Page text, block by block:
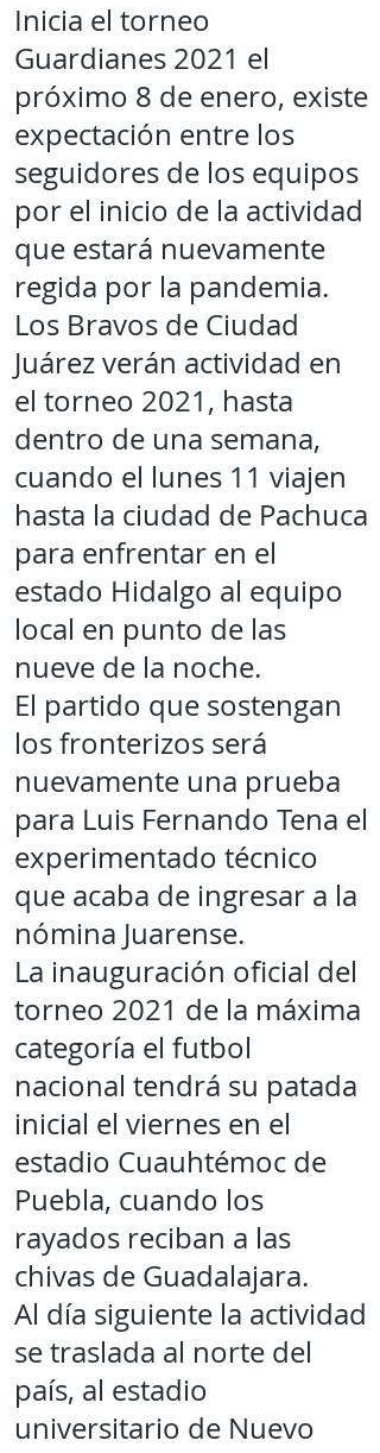
Inicia el torneo
Guardianes 2021 el
próximo 8 de enero, existe
expectación entre los
seguidores de los equipos
por el inicio de la actividad
que estará nuevamente
regida por la pandemia.
Los Bravos de Ciudad
Juárez verán actividad en
el torneo 2021, hasta
dentro de una semana,
cuando el lunes 11 viajen
hasta la ciudad de Pachuca
para enfrentar en el
estado Hidalgo al equipo
local en punto de las
nueve de la noche.
El partido que sostengan
los fronterizos será
nuevamente una prueba
para Luis Fernando Tena el
experimentado técnico
que acaba de ingresar a la
nómina Juarense.
La inauguración oficial del
torneo 2021 de la máxima
categoría el futbol
nacional tendrá su patada
inicial el viernes en el
estadio Cuauhtémoc de
Puebla, cuando los
rayados reciban a las
chivas de Guadalajara.
Al día siguiente la actividad
se traslada al norte del
país, al estadio
universitario de Nuevo